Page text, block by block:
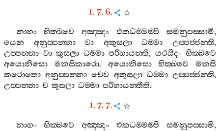
1. 7. 6.
නාහං භික‍්ඛවෙ අඤ‍්ඤං එකධම‍්මම‍්පි සමනුපස‍්සාමි,
යෙන
අනුප‍්පන‍්නා වා අකුසලා ධම‍්මා උප‍්පජ‍්ජන‍්ති,
උප‍්පන‍්නා වා කුසලා ධම‍්මා පරිහායන‍්ති, යථයිදං භික‍්ඛවෙ
අයොනිසො
මනසිකාරො. අයොනිසො භික‍්ඛවෙ
මනසි
කරොතො අනුප‍්පන‍්නා චෙව අකුසලා ධම‍්මා උප‍්පජ‍්ජන‍්ති,
උප‍්පන‍්නා ච කුසලා ධම‍්මා පරිහායන‍්තීති.
1. 7. 7.
නාහං භික‍්ඛවෙ අඤ‍්ඤං එකධම‍්මම‍්පි සමනුපස‍්සාමි,